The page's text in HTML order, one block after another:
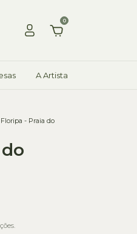
0
A Artista
- Praia do